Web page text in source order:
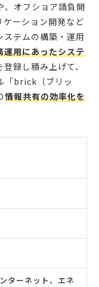
、オフショア請負開
ーション開発など
テムの構築・運用
運用にあったシステ
録し積み上げて、
「brick（ブリッ
情報共有の効率化を
ターネット、エネ